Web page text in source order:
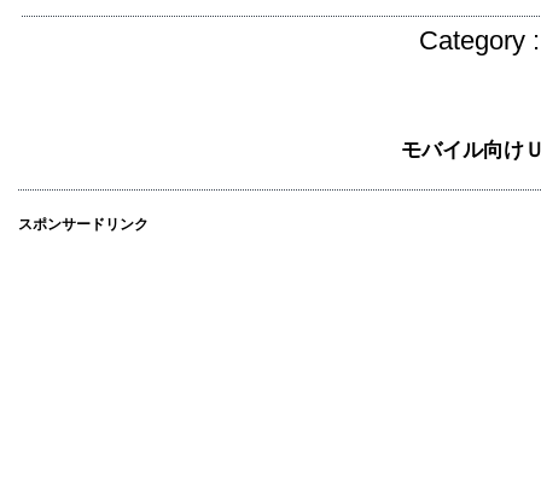
Category
モバイル向け
スポンサードリンク